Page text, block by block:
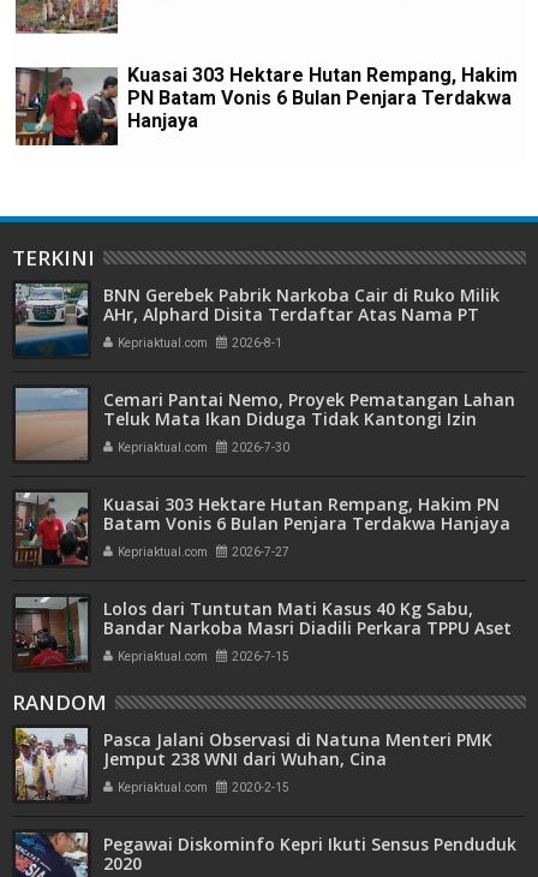
Kuasai 303 Hektare Hutan Rempang, Hakim
PN Batam Vonis 6 Bulan Penjara Terdakwa
Hanjaya
TERKINI
BNN Gerebek Pabrik Narkoba Cair di Ruko Milik
AHr, Alphard Disita Terdaftar Atas Nama PT
Mitra Usaha Properti
Kepriaktual.com 2026-8-1
Cemari Pantai Nemo, Proyek Pematangan Lahan
Teluk Mata Ikan Diduga Tidak Kantongi Izin
Amdal
Kepriaktual.com 2026-7-30
Kuasai 303 Hektare Hutan Rempang, Hakim PN
Batam Vonis 6 Bulan Penjara Terdakwa Hanjaya
Kepriaktual.com 2026-7-27
Lolos dari Tuntutan Mati Kasus 40 Kg Sabu,
Bandar Narkoba Masri Diadili Perkara TPPU Aset
Miliaran
Kepriaktual.com 2026-7-15
RANDOM
Pasca Jalani Observasi di Natuna Menteri PMK
Jemput 238 WNI dari Wuhan, Cina
Kepriaktual.com 2020-2-15
Pegawai Diskominfo Kepri Ikuti Sensus Penduduk
2020